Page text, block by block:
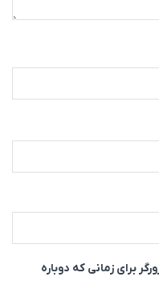
برای زمانی که دوباره